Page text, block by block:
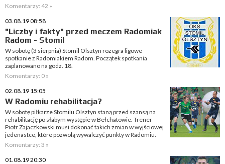
Komentarzy: 42 »
03.08.19 08:58
"Liczby i fakty" przed meczem Radomiak
Radom - Stomil
W sobotę (3 sierpnia) Stomil Olsztyn rozegra ligowe
spotkanie z Radomiakiem Radom. Początek spotkania
zaplanowano na godz. 18.
Komentarzy: 0 »
02.08.19 15:05
W Radomiu rehabilitacja?
W sobotę piłkarze Stomilu Olsztyn staną przed szansą na
rehabilitację po słabym występie w Bełchatowie. Trener
Piotr Zajaczkowski musi dokonać takich zmian w wyjściowej
jedenastce, które pozwolą wywalczyć punkty w Radomiu.
Komentarzy: 3 »
01.08.19 20:30